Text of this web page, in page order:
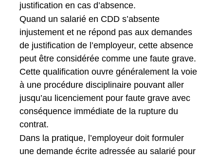
justification en cas d’absence.
Quand un salarié en CDD s’absente
injustement et ne répond pas aux demandes
de justification de l’employeur, cette absence
peut être considérée comme une faute grave.
Cette qualification ouvre généralement la voie
à une procédure disciplinaire pouvant aller
jusqu’au licenciement pour faute grave avec
conséquence immédiate de la rupture du
contrat.
Dans la pratique, l’employeur doit formuler
une demande écrite adressée au salarié pour